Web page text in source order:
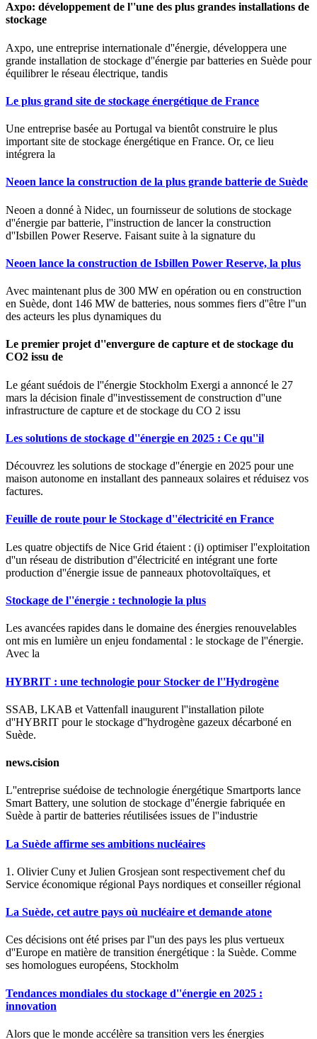
Axpo: développement de l''une des plus grandes installations de
stockage
Axpo, une entreprise internationale d''énergie, développera une
grande installation de stockage d''énergie par batteries en Suède pour
équilibrer le réseau électrique, tandis
Le plus grand site de stockage énergétique de France
Une entreprise basée au Portugal va bientôt construire le plus
important site de stockage énergétique en France. Or, ce lieu
intégrera la
Neoen lance la construction de la plus grande batterie de Suède
Neoen a donné à Nidec, un fournisseur de solutions de stockage
d''énergie par batterie, l''instruction de lancer la construction
d''Isbillen Power Reserve. Faisant suite à la signature du
Neoen lance la construction de Isbillen Power Reserve, la plus
Avec maintenant plus de 300 MW en opération ou en construction
en Suède, dont 146 MW de batteries, nous sommes fiers d''être l''un
des acteurs les plus dynamiques du
Le premier projet d''envergure de capture et de stockage du
CO2 issu de
Le géant suédois de l''énergie Stockholm Exergi a annoncé le 27
mars la décision finale d''investissement de construction d''une
infrastructure de capture et de stockage du CO 2 issu
Les solutions de stockage d''énergie en 2025 : Ce qu''il
Découvrez les solutions de stockage d''énergie en 2025 pour une
maison autonome en installant des panneaux solaires et réduisez vos
factures.
Feuille de route pour le Stockage d''électricité en France
Les quatre objectifs de Nice Grid étaient : (i) optimiser l''exploitation
d''un réseau de distribution d''électricité en intégrant une forte
production d''énergie issue de panneaux photovoltaïques, et
Stockage de l''énergie : technologie la plus
Les avancées rapides dans le domaine des énergies renouvelables
ont mis en lumière un enjeu fondamental : le stockage de l''énergie.
Avec la
HYBRIT : une technologie pour Stocker de l''Hydrogène
SSAB, LKAB et Vattenfall inaugurent l''installation pilote
d''HYBRIT pour le stockage d''hydrogène gazeux décarboné en
Suède.
news.cision
L''entreprise suédoise de technologie énergétique Smartports lance
Smart Battery, une solution de stockage d''énergie fabriquée en
Suède à partir de batteries réutilisées issues de l''industrie
La Suède affirme ses ambitions nucléaires
1. Olivier Cuny et Julien Grosjean sont respectivement chef du
Service économique régional Pays nordiques et conseiller régional
La Suède, cet autre pays où nucléaire et demande atone
Ces décisions ont été prises par l''un des pays les plus vertueux
d''Europe en matière de transition énergétique : la Suède. Comme
ses homologues européens, Stockholm
Tendances mondiales du stockage d''énergie en 2025 :
innovation
Alors que le monde accélère sa transition vers les énergies